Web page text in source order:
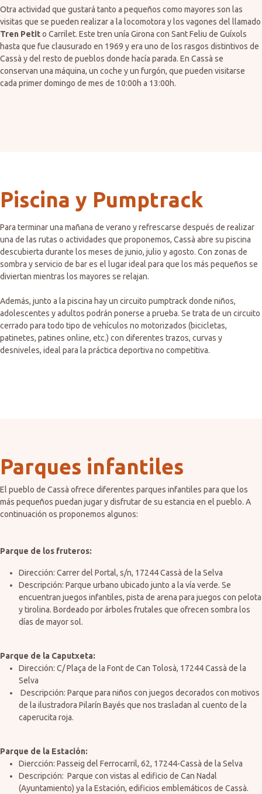
Otra actividad que gustará tanto a pequeños como mayores son las
visitas que se pueden realizar a la locomotora y los vagones del llamado
Tren Petito Carrilet. Este tren unía Girona con Sant Feliu de Guíxols
hasta que fue clausurado en 1969 y era uno de los rasgos distintivos de
Cassà y del resto de pueblos donde hacía parada. En Cassà se
conservan una máquina, un coche y un furgón, que pueden visitarse
cada primer domingo de mes de 10:00h a 13:00h.
Piscina y Pumptrack
Para terminar una mañana de verano y refrescarse después de realizar
una de las rutas o actividades que proponemos, Cassà abre su piscina
descubierta durante los meses de junio, julio y agosto. Con zonas de
sombra y servicio de bar es el lugar ideal para que los más pequeños se
diviertan mientras los mayores se relajan.
Además, junto a la piscina hay un circuito pumptrack donde niños,
adolescentes y adultos podrán ponerse a prueba. Se trata de un circuito
cerrado para todo tipo de vehículos no motorizados (bicicletas,
patinetes, patines online, etc.) con diferentes trazos, curvas y
desniveles, ideal para la práctica deportiva no competitiva.
Parques infantiles
El pueblo de Cassà ofrece diferentes parques infantiles para que los
más pequeños puedan jugar y disfrutar de su estancia en el pueblo. A
continuación os proponemos algunos:
Parque de los fruteros:
Dirección: Carrer del Portal, s/n, 17244 Cassà de la Selva
Descripción: Parque urbano ubicado junto a la vía verde. Se
encuentran juegos infantiles, pista de arena para juegos con pelota
y tirolina. Bordeado por árboles frutales que ofrecen sombra los
días de mayor sol.
Parque de la Caputxeta:
Dirección: C/ Plaça de la Font de Can Tolosà, 17244 Cassà de la
Selva
Descripción: Parque para niños con juegos decorados con motivos
de la ilustradora Pilarín Bayés que nos trasladan al cuento de la
caperucita roja.
Parque de la Estación:
Diercción: Passeig del Ferrocarril, 62, 17244-Cassà de la Selva
Descripción: Parque con vistas al edificio de Can Nadal
(Ayuntamiento) ya la Estación, edificios emblemáticos de Cassà.